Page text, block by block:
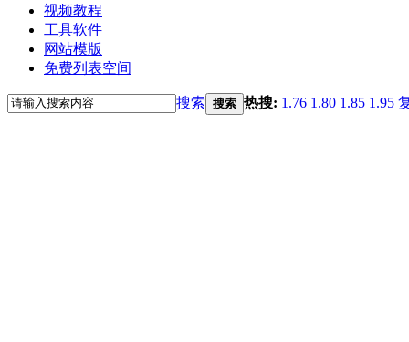
视频教程
工具软件
网站模版
免费列表空间
搜索 搜索 热搜: 1.76 1.80 1.85 1.95